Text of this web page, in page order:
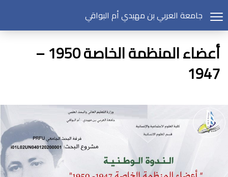
جامعة العربي بن مهيدي أم البواقي
أعضاء المنظمة الخاصة 1950 –
1947